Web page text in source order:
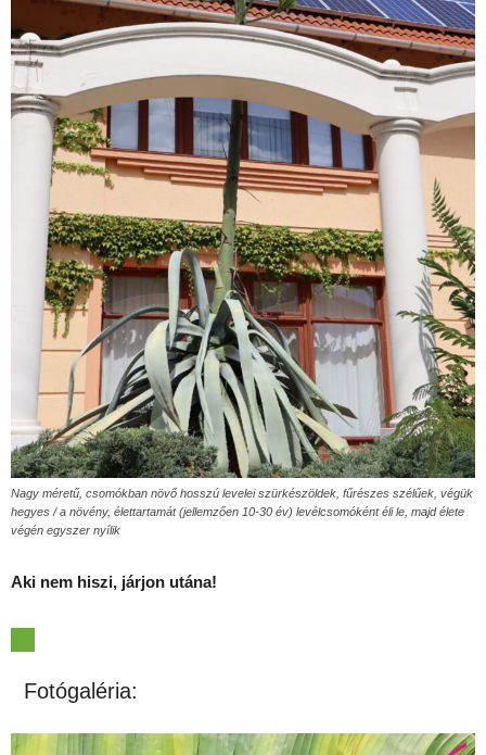
Nagy méretű, csomókban növő hosszú levelei szürkészöldek, fűrészes szélűek, végük
hegyes / a növény, élettartamát (jellemzően 10-30 év) levélcsomóként éli le, majd élete
végén egyszer nyílik
Aki nem hiszi, járjon utána!
Fotógaléria: